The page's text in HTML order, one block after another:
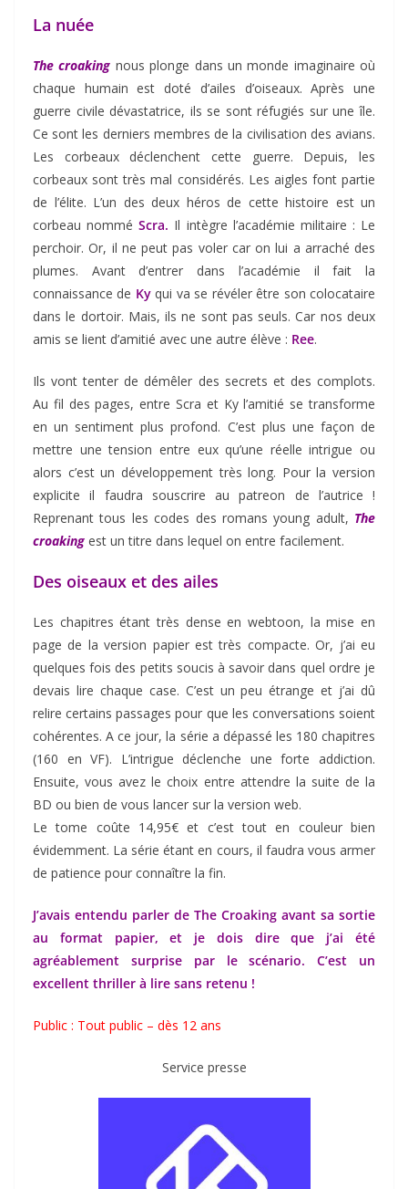
La nuée
The croaking nous plonge dans un monde imaginaire où
chaque humain est doté d’ailes d’oiseaux. Après une
guerre civile dévastatrice, ils se sont réfugiés sur une île.
Ce sont les derniers membres de la civilisation des avians.
Les corbeaux déclenchent cette guerre. Depuis, les
corbeaux sont très mal considérés. Les aigles font partie
de l’élite. L’un des deux héros de cette histoire est un
corbeau nommé Scra. Il intègre l’académie militaire : Le
perchoir. Or, il ne peut pas voler car on lui a arraché des
plumes. Avant d’entrer dans l’académie il fait la
connaissance de Kyqui va se révéler être son colocataire
dans le dortoir. Mais, ils ne sont pas seuls. Car nos deux
amis se lient d’amitié avec une autre élève : Ree.
Ils vont tenter de démêler des secrets et des complots.
Au fil des pages, entre Scra et Ky l’amitié se transforme
en un sentiment plus profond. C’est plus une façon de
mettre une tension entre eux qu’une réelle intrigue ou
alors c’est un développement très long. Pour la version
explicite il faudra souscrire au patreon de l’autrice !
Reprenant tous les codes des romans young adult, The
croaking est un titre dans lequel on entre facilement.
Des oiseaux et des ailes
Les chapitres étant très dense en webtoon, la mise en
page de la version papier est très compacte. Or, j’ai eu
quelques fois des petits soucis à savoir dans quel ordre je
devais lire chaque case. C’est un peu étrange et j’ai dû
relire certains passages pour que les conversations soient
cohérentes. A ce jour, la série a dépassé les 180 chapitres
(160 en VF). L’intrigue déclenche une forte addiction.
Ensuite, vous avez le choix entre attendre la suite de la
BD ou bien de vous lancer sur la version web.
Le tome coûte 14,95€ et c’est tout en couleur bien
évidemment. La série étant en cours, il faudra vous armer
de patience pour connaître la fin.
J’avais entendu parler de The Croaking avant sa sortie
au format papier, et je dois dire que j’ai été
agréablement surprise par le scénario. C’est un
excellent thriller à lire sans retenu !
Public : Tout public – dès 12 ans
Service presse